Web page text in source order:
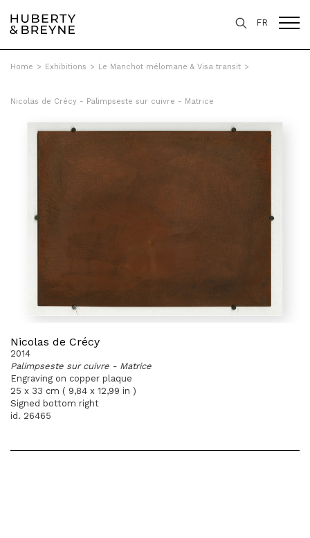
FR
Home > Exhibitions > Le Manchot mélomane & Visa transit >
Nicolas de Crécy - Palimpseste sur cuivre - Matrice
Nicolas de Crécy
2014
Palimpseste sur cuivre - Matrice
Engraving on copper plaque
25 x 33 cm ( 9,84 x 12,99 in )
Signed bottom right
id. 26465